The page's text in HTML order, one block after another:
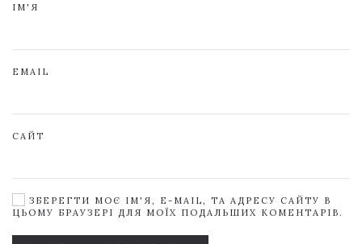
ІМ'Я
EMAIL
САЙТ
ЗБЕРЕГТИ МОЄ ІМ'Я, E-MAIL, ТА АДРЕСУ САЙТУ В
ЦЬОМУ БРАУЗЕРІ ДЛЯ МОЇХ ПОДАЛЬШИХ КОМЕНТАРІВ.